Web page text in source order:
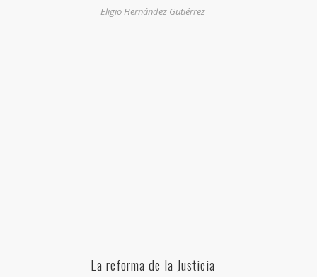
Eligio Hernández Gutiérrez
La reforma de la Justicia